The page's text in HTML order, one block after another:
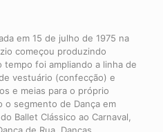
em 15 de julho de 1975 na
começou produzindo
tempo foi ampliando a linha de
vestuário (confecção) e
e meias para o próprio
segmento de Dança em
Ballet Clássico ao Carnaval,